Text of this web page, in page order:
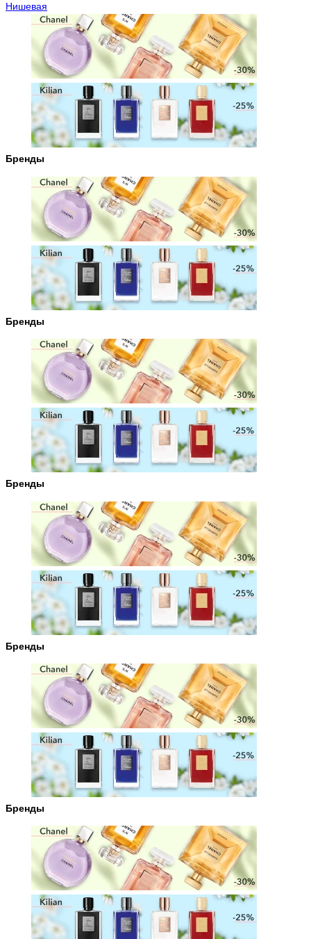
Нишевая
Бренды
Бренды
Бренды
Бренды
Бренды